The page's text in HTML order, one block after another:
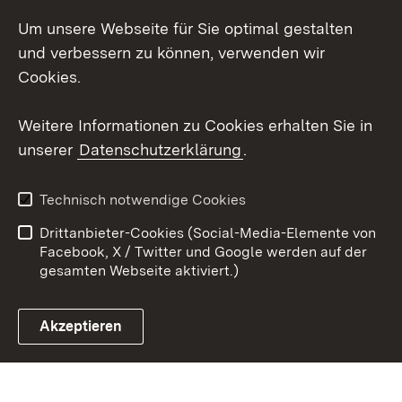
Facebook
Link zum Landesportal
Barrierefreiheit
Kontakt
Cookies
Um unsere Webseite für Sie optimal gestalten
und verbessern zu können, verwenden wir
Cookies.
Weitere Informationen zu Cookies erhalten Sie in
unserer Datenschutzerklärung.
Technisch notwendige Cookies
Drittanbieter-Cookies (Social-Media-Elemente von
Facebook, X / Twitter und Google werden auf der
gesamten Webseite aktiviert.)
Akzeptieren